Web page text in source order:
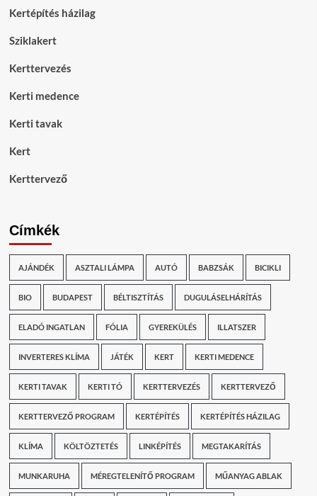
Kertépítés házilag
Sziklakert
Kerttervezés
Kerti medence
Kerti tavak
Kert
Kerttervező
Címkék
AJÁNDÉK ASZTALI LÁMPA AUTÓ BABZSÁK BICIKLI
BIO BUDAPEST BÉLTISZTÍTÁS DUGULÁSELHÁRÍTÁS
ELADÓ INGATLAN FÓLIA GYEREKÜLÉS ILLATSZER
INVERTERES KLÍMA JÁTÉK KERT KERTI MEDENCE
KERTI TAVAK KERTI TÓ KERTTERVEZÉS KERTTERVEZŐ
KERTTERVEZŐ PROGRAM KERTÉPÍTÉS KERTÉPÍTÉS HÁZILAG
KLÍMA KÖLTÖZTETÉS LINKÉPÍTÉS MEGTAKARÍTÁS
MUNKARUHA MÉREGTELENÍTŐ PROGRAM MŰANYAG ABLAK